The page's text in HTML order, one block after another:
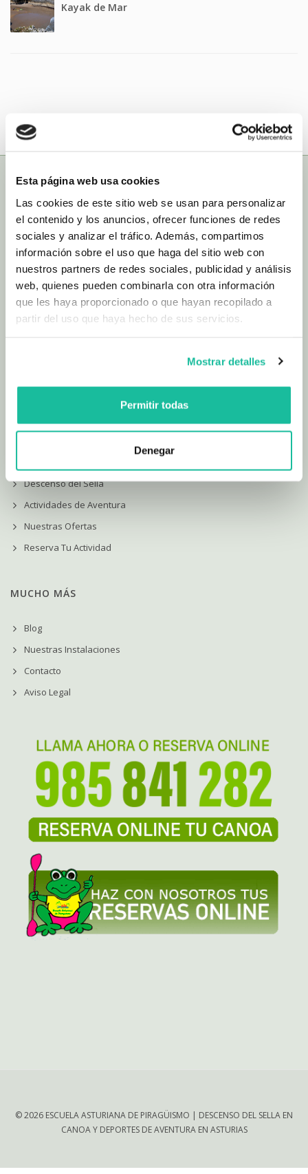
Esta página web usa cookies
Las cookies de este sitio web se usan para personalizar
el contenido y los anuncios, ofrecer funciones de redes
sociales y analizar el tráfico. Además, compartimos
información sobre el uso que haga del sitio web con
nuestros partners de redes sociales, publicidad y análisis
web, quienes pueden combinarla con otra información
que les haya proporcionado o que hayan recopilado a
partir del uso que haya hecho de sus servicios.
Mostrar detalles
Permitir todas
Denegar
Kayak de Mar
RANASELLA
Finca Fundición de Coviella. El Portazgo.
33540. Arriondas. Asturias
985 841 282
661 970 883
eap@piraguismo.com
Descenso del Sella
Actividades de Aventura
Nuestras Ofertas
Reserva Tu Actividad
MUCHO MÁS
Blog
Nuestras Instalaciones
Contacto
Aviso Legal
© 2026 ESCUELA ASTURIANA DE PIRAGÜISMO | DESCENSO DEL SELLA EN
CANOA Y DEPORTES DE AVENTURA EN ASTURIAS